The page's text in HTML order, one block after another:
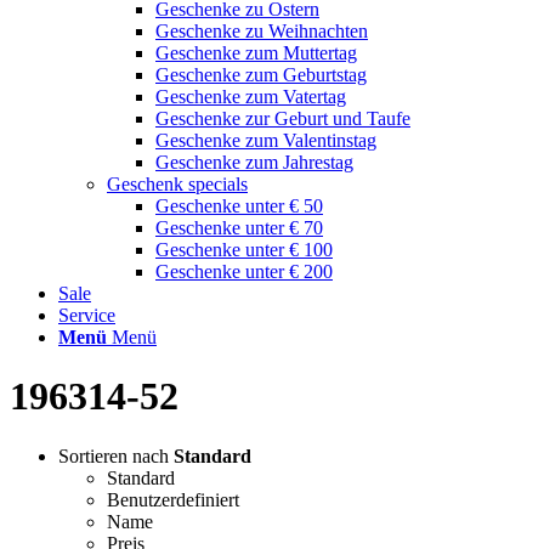
Geschenke zu Ostern
Geschenke zu Weihnachten
Geschenke zum Muttertag
Geschenke zum Geburtstag
Geschenke zum Vatertag
Geschenke zur Geburt und Taufe
Geschenke zum Valentinstag
Geschenke zum Jahrestag
Geschenk specials
Geschenke unter € 50
Geschenke unter € 70
Geschenke unter € 100
Geschenke unter € 200
Sale
Service
Menü Menü
196314-52
Sortieren nach Standard
Standard
Benutzerdefiniert
Name
Preis